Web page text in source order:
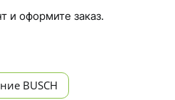
и оформите заказ.
BUSCH